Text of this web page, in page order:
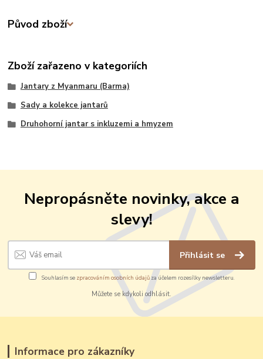
Původ zboží
Zboží zařazeno v kategoriích
Jantary z Myanmaru (Barma)
Sady a kolekce jantarů
Druhohorní jantar s inkluzemi a hmyzem
Nepropásněte novinky, akce a
slevy!
Přihlásit se
Souhlasím se zpracováním osobních údajůza účelem rozesílky newsletteru.
Můžete se kdykoli odhlásit.
Informace pro zákazníky